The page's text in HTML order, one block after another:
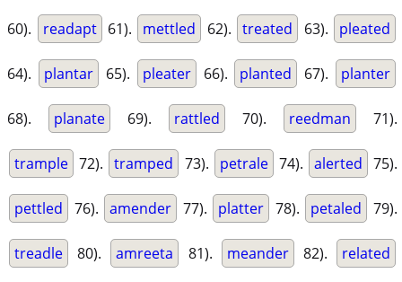
60). readapt 61). mettled 62). treated 63). pleated
64). plantar 65). pleater 66). planted 67). planter
68). planate 69). rattled 70). reedman 71).
trample 72). tramped 73). petrale 74). alerted 75).
pettled 76). amender 77). platter 78). petaled 79).
treadle 80). amreeta 81). meander 82). related